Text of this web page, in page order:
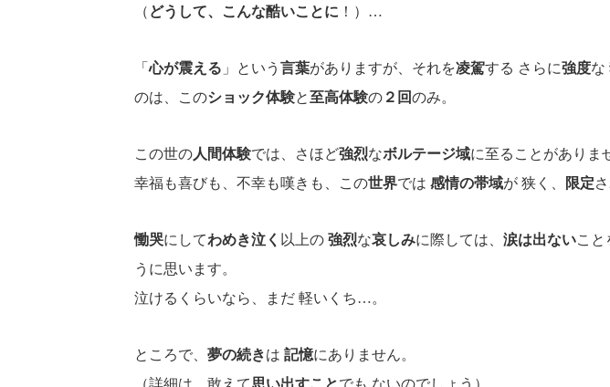
（ どうして、こんな酷いことに ！）…
「心が震える 」という 言葉がありますが、それを凌駕する さらに強度な
のは、このショック体験と至高体験の ２回のみ。
この世の人間体験では、さほど強烈なボルテージ域に至ることがありま
幸福も喜びも、不幸も嘆きも、この世界では 感情の帯域が 狭く、 限定
慟哭にしてわめき泣く 以上の 強烈な哀しみに際しては、 涙は出ないこと
うに思います。
泣けるくらいなら、まだ 軽いくち…。
ところで、 夢の続きは 記憶にありません。
（詳細は、敢えて思い出すことでも ないのでしょう）